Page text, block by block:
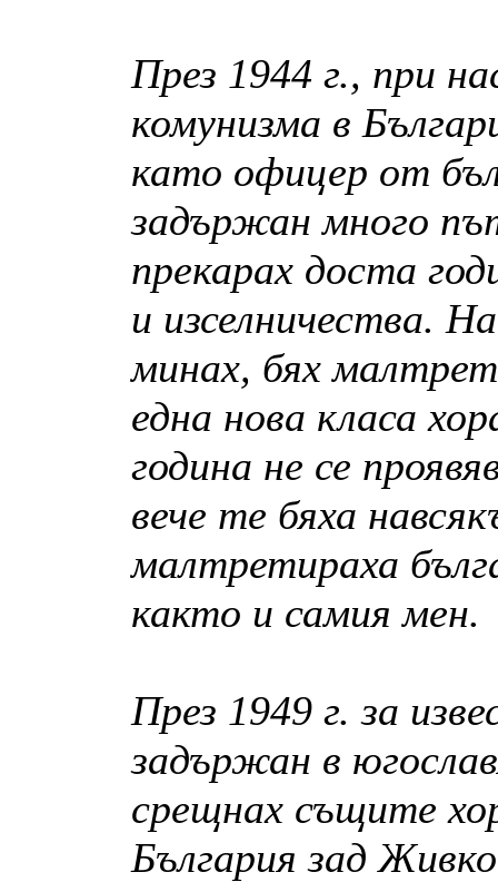
През 1944 г., при
комунизма в
като офицер от
задържан много
прекарах доста
и изселничества.
минах, бях
една нова класа
година не се
вече те бяха
малтретираха
както и самия мен.
През 1949 г. за
задържан в
срещнах същите
България зад